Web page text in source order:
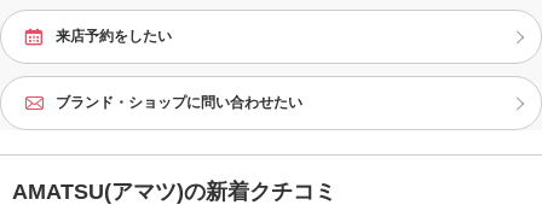
来店予約をしたい
ブランド・ショップに問い合わせたい
AMATSU(アマツ)の新着クチコミ